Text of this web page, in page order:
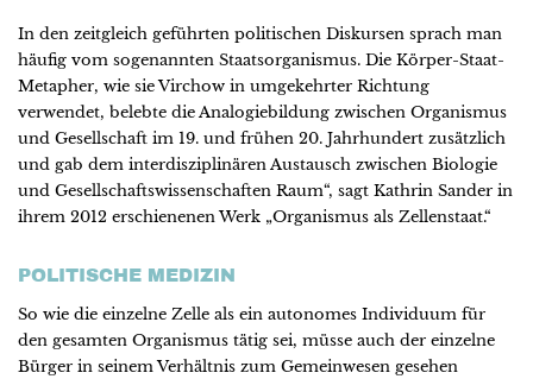
In den zeitgleich geführten politischen Diskursen sprach man
häufig vom sogenannten Staatsorganismus. Die Körper-Staat-
Metapher, wie sie Virchow in umgekehrter Richtung
verwendet, belebte die Analogiebildung zwischen Organismus
und Gesellschaft im 19. und frühen 20. Jahrhundert zusätzlich
und gab dem interdisziplinären Austausch zwischen Biologie
und Gesellschaftswissenschaften Raum“, sagt Kathrin Sander in
ihrem 2012 erschienenen Werk „Organismus als Zellenstaat.“
POLITISCHE MEDIZIN
So wie die einzelne Zelle als ein autonomes Individuum für
den gesamten Organismus tätig sei, müsse auch der einzelne
Bürger in seinem Verhältnis zum Gemeinwesen gesehen